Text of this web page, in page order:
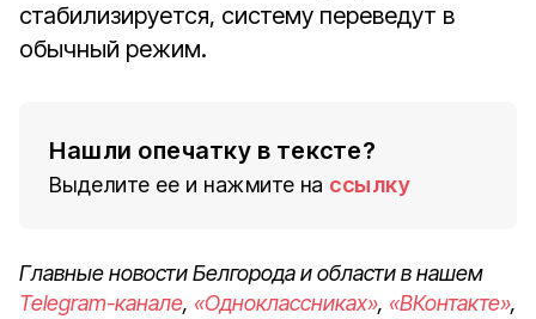
стабилизируется, систему переведут в
обычный режим.
Нашли опечатку в тексте?
Выделите ее и нажмите на ссылку
Главные новости Белгорода и области в нашем
Telegram-канале, «Одноклассниках», «ВКонтакте»,